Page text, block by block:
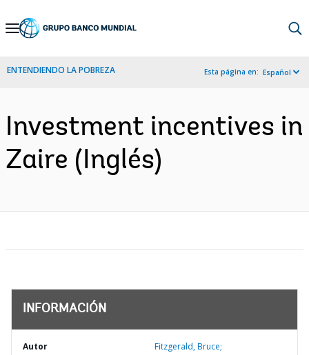
Skip
Navigation
ENTENDIENDO LA POBREZA Esta página en: Español
Investment incentives in
Zaire (Inglés)
INFORMACIÓN
Autor Fitzgerald, Bruce;